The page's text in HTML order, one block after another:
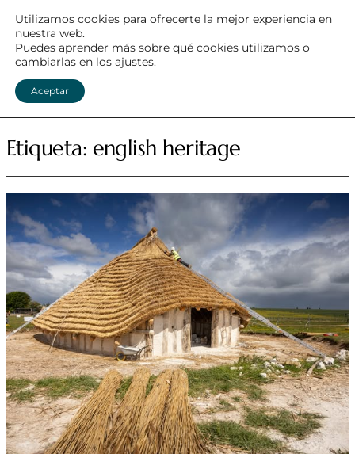
MEGALITISMO ATLÁNTICO
Etiqueta: english heritage
Utilizamos cookies para ofrecerte la mejor experiencia en
nuestra web.
Puedes aprender más sobre qué cookies utilizamos o
cambiarlas en los ajustes.
Aceptar